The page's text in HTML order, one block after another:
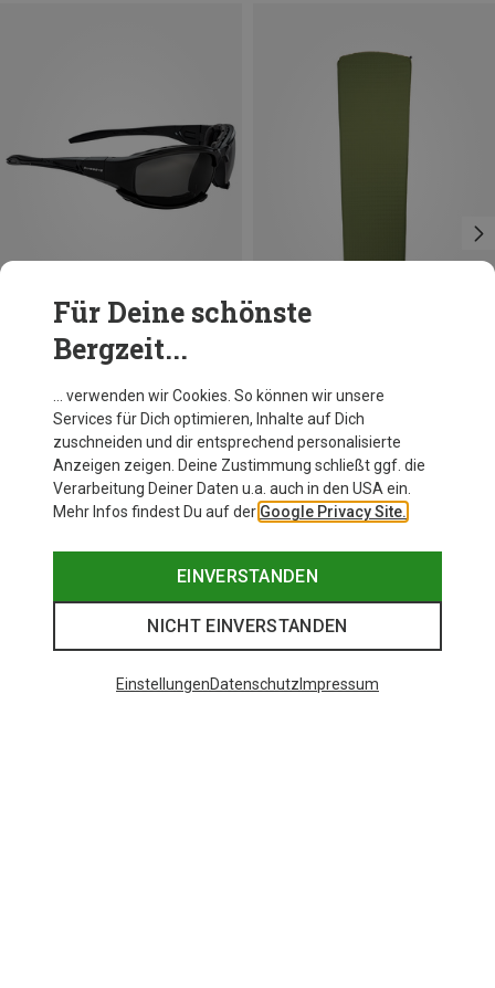
Swiss Eye
Guardian Arctic 4 Gletscherbrille
Für Deine schönste
Bergzeit...
… verwenden wir Cookies. So können wir unsere
Services für Dich optimieren, Inhalte auf Dich
zuschneiden und dir entsprechend personalisierte
Anzeigen zeigen. Deine Zustimmung schließt ggf. die
Verarbeitung Deiner Daten u.a. auch in den USA ein.
Mehr Infos findest Du auf der Google Privacy Site.
EINVERSTANDEN
NICHT EINVERSTANDEN
EinstellungenDatenschutz Impressum